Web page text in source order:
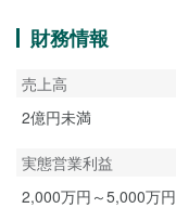
財務情報
売上高
2億円未満
実態営業利益
2,000万円～5,000万円